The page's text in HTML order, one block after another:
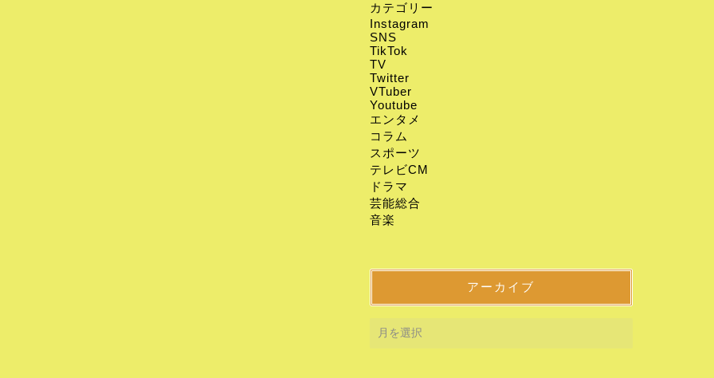
カテゴリー
Instagram
SNS
TikTok
TV
Twitter
VTuber
Youtube
エンタメ
コラム
スポーツ
テレビCM
ドラマ
芸能総合
音楽
アーカイブ